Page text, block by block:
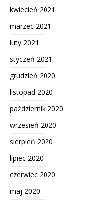
kwiecień 2021
marzec 2021
luty 2021
styczeń 2021
grudzień 2020
listopad 2020
październik 2020
wrzesień 2020
sierpień 2020
lipiec 2020
czerwiec 2020
maj 2020